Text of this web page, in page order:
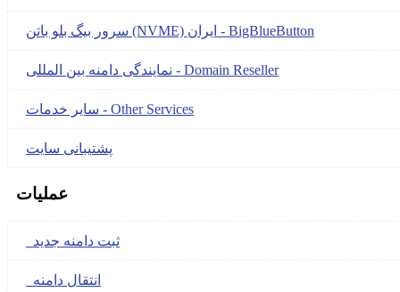
سرور بیگ بلو باتن (NVME) ایران - BigBlueButton
نمایندگی دامنه بین المللی - Domain Reseller
سایر خدمات - Other Services
پشتیبانی سایت
عملیات
ثبت دامنه جدید
انتقال دامنه